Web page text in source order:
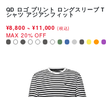
QD ロゴ プリント ロングスリーブ T
シャツ アジアンフィット
¥8,800~ ¥11,000 (税込)
MAX 20% OFF